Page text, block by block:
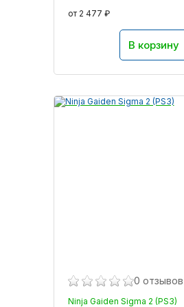
от 2 477 ₽
В корзину
0 отзывов
Ninja Gaiden Sigma 2 (PS3)